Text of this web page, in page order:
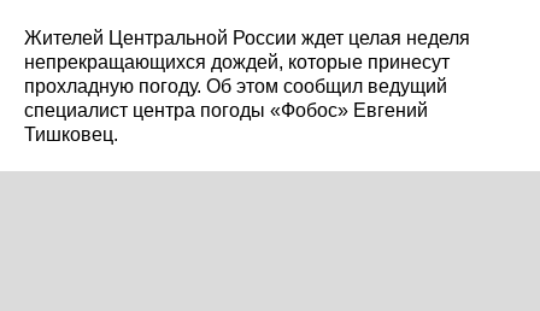
Жителей Центральной России ждет целая неделя
непрекращающихся дождей, которые принесут
прохладную погоду. Об этом сообщил ведущий
специалист центра погоды «Фобос» Евгений
Тишковец.